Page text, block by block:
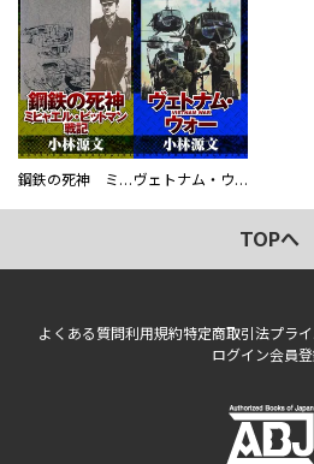
鋼鉄の死神 ミヒャエル・ビットマン戦記 ヴェトナム・ウォー VIETNAM WAR
TOPへ
よくある質問利用規約特定商取引法プラ
ログイン会員